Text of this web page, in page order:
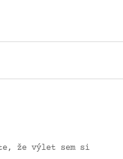
že výlet sem si